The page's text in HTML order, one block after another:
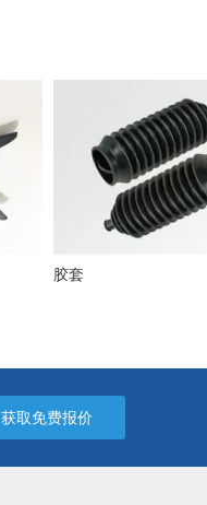
胶套
获取免费报价